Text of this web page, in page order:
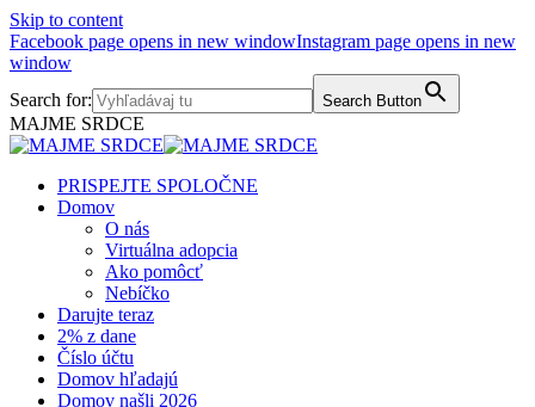
Skip to content
Facebook page opens in new windowInstagram page opens in new
window
Search for:
Search Button
MAJME SRDCE
PRISPEJTE SPOLOČNE
Domov
O nás
Virtuálna adopcia
Ako pomôcť
Nebíčko
Darujte teraz
2% z dane
Číslo účtu
Domov hľadajú
Domov našli 2026